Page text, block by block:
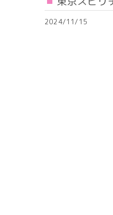
2024/11/15